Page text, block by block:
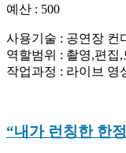
예산 : 500
사용기술 : 공연장 컨
역할범위 : 촬영,편집
작업과정 : 라이브 영
“내가 런칭한 한